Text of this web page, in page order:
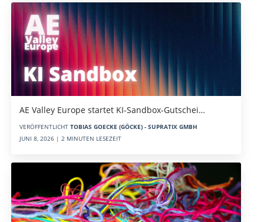
AE Valley Europe startet KI-Sandbox-Gutschei…
VERÖFFENTLICHT TOBIAS GOECKE (GÖCKE) - SUPRATIX GMBH
JUNI 8, 2026 | 2 MINUTEN LESEZEIT